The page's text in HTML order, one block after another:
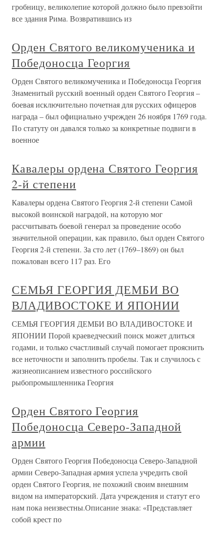
гробницу, великолепие которой должно было превзойти
все здания Рима. Возвратившись из
Орден Святого великомученика и
Победоносца Георгия
Орден Святого великомученика и Победоносца Георгия
Знаменитый русский военный орден Святого Георгия –
боевая исключительно почетная для русских офицеров
награда – был официально учрежден 26 ноября 1769 года.
По статуту он давался только за конкретные подвиги в
военное
Кавалеры ордена Святого Георгия
2-й степени
Кавалеры ордена Святого Георгия 2-й степени Самой
высокой воинской наградой, на которую мог
рассчитывать боевой генерал за проведение особо
значительной операции, как правило, был орден Cвятого
Георгия 2-й степени. За сто лет (1769–1869) он был
пожалован всего 117 раз. Его
СЕМЬЯ ГЕОРГИЯ ДЕМБИ ВО
ВЛАДИВОСТОКЕ И ЯПОНИИ
СЕМЬЯ ГЕОРГИЯ ДЕМБИ ВО ВЛАДИВОСТОКЕ И
ЯПОНИИ Порой краеведческий поиск может длиться
годами, и только счастливый случай помогает прояснить
все неточности и заполнить пробелы. Так и случилось с
жизнеописанием известного российского
рыбопромышленника Георгия
Орден Святого Георгия
Победоносца Северо-Западной
армии
Орден Святого Георгия Победоносца Северо-Западной
армии Северо-Западная армия успела учредить свой
орден Святого Георгия, не похожий своим внешним
видом на императорский. Дата учреждения и статут его
нам пока неизвестны.Описание знака: «Представляет
собой крест по